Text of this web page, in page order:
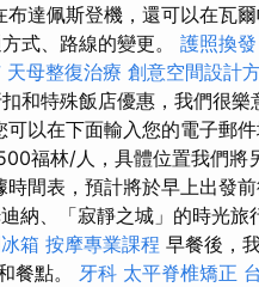
布達佩斯登機，還可以在瓦
式、路線的變更。 護照換發
天母整復治療 創意空間設計
和特殊飯店優惠，我們很樂
可以在下面輸入您的電子郵
福林/人，具體位置我們將
時間表，預計將於早上出發前
納、「寂靜之城」的時光
箱 按摩專業課程 早餐後，
餐點。 牙科 太平脊椎矯正